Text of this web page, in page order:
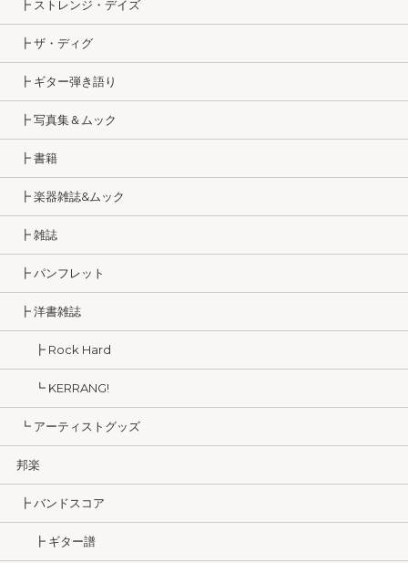
┣ ストレンジ・デイズ
┣ ザ・ディグ
┣ ギター弾き語り
┣ 写真集＆ムック
┣ 書籍
┣ 楽器雑誌&ムック
┣ 雑誌
┣ パンフレット
┣ 洋書雑誌
┣ Rock Hard
┗ KERRANG!
┗ アーティストグッズ
邦楽
┣ バンドスコア
┣ ギター譜